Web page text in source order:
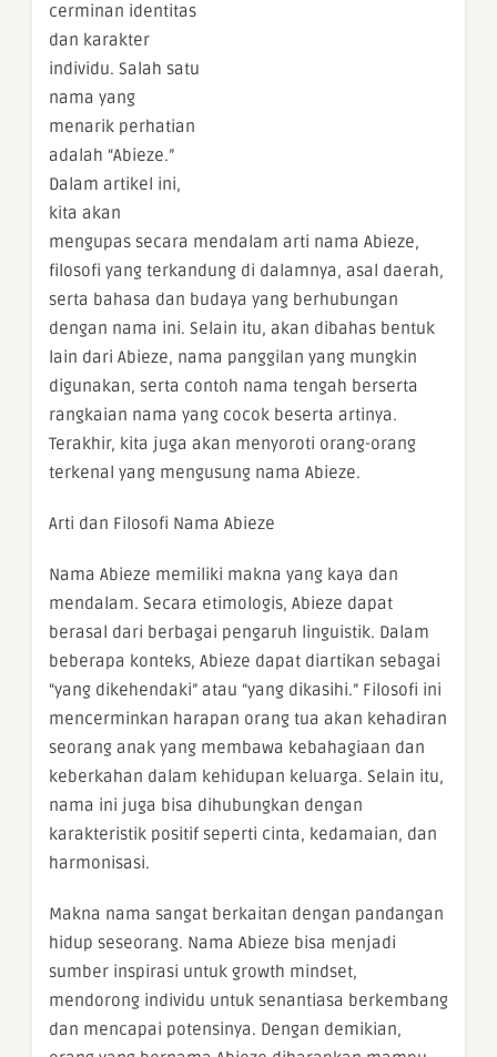
cerminan identitas
dan karakter
individu. Salah satu
nama yang
menarik perhatian
adalah “Abieze.”
Dalam artikel ini,
kita akan
mengupas secara mendalam arti nama Abieze,
filosofi yang terkandung di dalamnya, asal daerah,
serta bahasa dan budaya yang berhubungan
dengan nama ini. Selain itu, akan dibahas bentuk
lain dari Abieze, nama panggilan yang mungkin
digunakan, serta contoh nama tengah berserta
rangkaian nama yang cocok beserta artinya.
Terakhir, kita juga akan menyoroti orang-orang
terkenal yang mengusung nama Abieze.
Arti dan Filosofi Nama Abieze
Nama Abieze memiliki makna yang kaya dan
mendalam. Secara etimologis, Abieze dapat
berasal dari berbagai pengaruh linguistik. Dalam
beberapa konteks, Abieze dapat diartikan sebagai
“yang dikehendaki” atau “yang dikasihi.” Filosofi ini
mencerminkan harapan orang tua akan kehadiran
seorang anak yang membawa kebahagiaan dan
keberkahan dalam kehidupan keluarga. Selain itu,
nama ini juga bisa dihubungkan dengan
karakteristik positif seperti cinta, kedamaian, dan
harmonisasi.
Makna nama sangat berkaitan dengan pandangan
hidup seseorang. Nama Abieze bisa menjadi
sumber inspirasi untuk growth mindset,
mendorong individu untuk senantiasa berkembang
dan mencapai potensinya. Dengan demikian,